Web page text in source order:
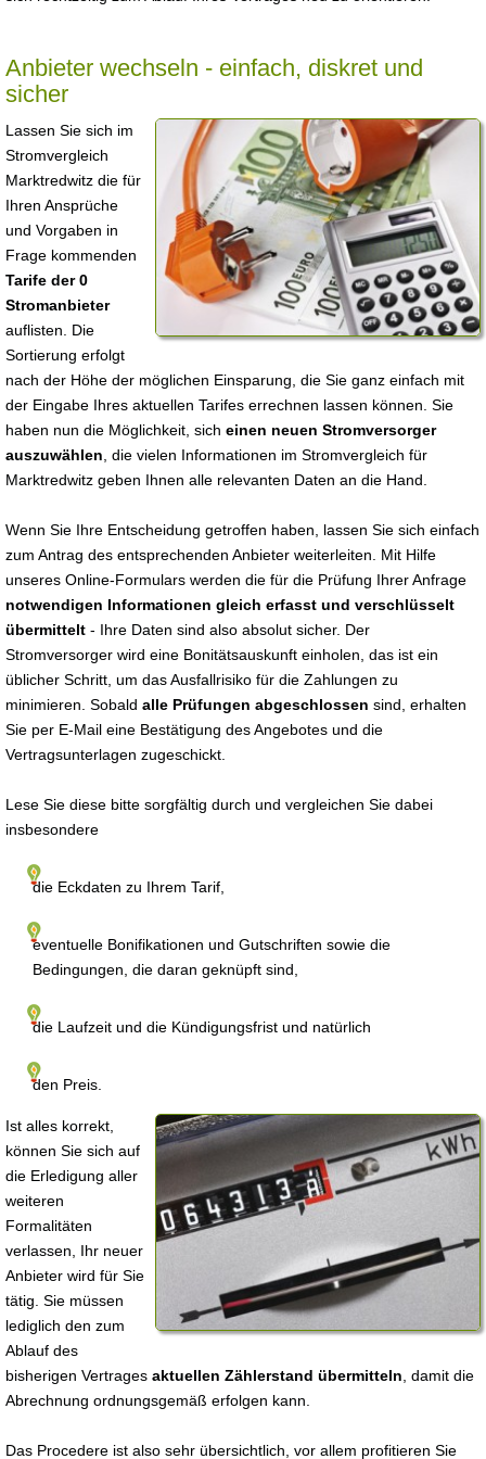
Anbieter wechseln - einfach, diskret und
sicher
Lassen Sie sich im
Stromvergleich
Marktredwitz die für
Ihren Ansprüche
und Vorgaben in
Frage kommenden
Tarife der 0
Stromanbieter
auflisten. Die
Sortierung erfolgt
nach der Höhe der möglichen Einsparung, die Sie ganz einfach mit
der Eingabe Ihres aktuellen Tarifes errechnen lassen können. Sie
haben nun die Möglichkeit, sich einen neuen Stromversorger
auszuwählen , die vielen Informationen im Stromvergleich für
Marktredwitz geben Ihnen alle relevanten Daten an die Hand.
Wenn Sie Ihre Entscheidung getroffen haben, lassen Sie sich einfach
zum Antrag des entsprechenden Anbieter weiterleiten. Mit Hilfe
unseres Online-Formulars werden die für die Prüfung Ihrer Anfrage
notwendigen Informationen gleich erfasst und verschlüsselt
übermittelt - Ihre Daten sind also absolut sicher. Der
Stromversorger wird eine Bonitätsauskunft einholen, das ist ein
üblicher Schritt, um das Ausfallrisiko für die Zahlungen zu
minimieren. Sobald alle Prüfungen abgeschlossen sind, erhalten
Sie per E-Mail eine Bestätigung des Angebotes und die
Vertragsunterlagen zugeschickt.
Lese Sie diese bitte sorgfältig durch und vergleichen Sie dabei
insbesondere
die Eckdaten zu Ihrem Tarif,
eventuelle Bonifikationen und Gutschriften sowie die
Bedingungen, die daran geknüpft sind,
die Laufzeit und die Kündigungsfrist und natürlich
den Preis.
Ist alles korrekt,
können Sie sich auf
die Erledigung aller
weiteren
Formalitäten
verlassen, Ihr neuer
Anbieter wird für Sie
tätig. Sie müssen
lediglich den zum
Ablauf des
bisherigen Vertrages aktuellen Zählerstand übermitteln , damit die
Abrechnung ordnungsgemäß erfolgen kann.
Das Procedere ist also sehr übersichtlich, vor allem profitieren Sie